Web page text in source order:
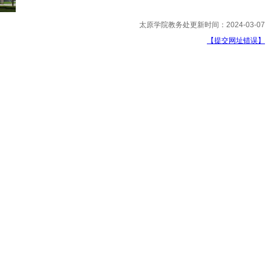
太原学院教务处更新时间：2024-03-07
【提交网址错误】